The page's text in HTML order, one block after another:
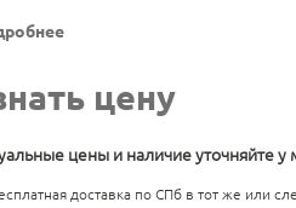
цену
цены и наличие уточняйте
доставка по СПб в тот же или